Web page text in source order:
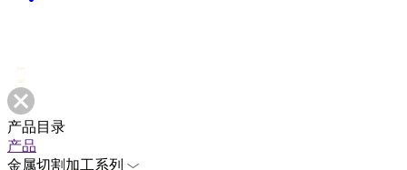
产品目录
产品
金属切割加工系列